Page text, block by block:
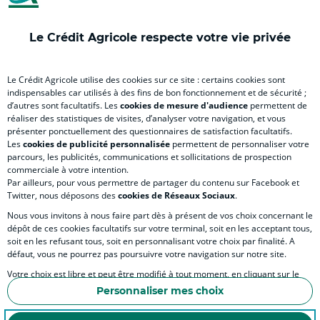
Le Crédit Agricole respecte votre vie privée
Le Crédit Agricole utilise des cookies sur ce site : certains cookies sont
indispensables car utilisés à des fins de bon fonctionnement et de sécurité ;
d’autres sont facultatifs. Lescookies de mesure d'audience permettent de
réaliser des statistiques de visites, d’analyser votre navigation, et vous
présenter ponctuellement des questionnaires de satisfaction facultatifs.
Lescookies de publicité personnalisée permettent de personnaliser votre
parcours, les publicités, communications et sollicitations de prospection
commerciale à votre intention.
Par ailleurs, pour vous permettre de partager du contenu sur Facebook et
Twitter, nous déposons descookies de Réseaux Sociaux.
Nous vous invitons à nous faire part dès à présent de vos choix concernant le
dépôt de ces cookies facultatifs sur votre terminal, soit en les acceptant tous,
soit en les refusant tous, soit en personnalisant votre choix par finalité. A
défaut, vous ne pourrez pas poursuivre votre navigation sur notre site.
Votre choix est libre et peut être modifié à tout moment, en cliquant sur le
lien "Cookies", en bas de page.
Pour en savoir plus sur les responsables de traitement et les finalités, cliquez
Personnaliser mes choix
VOUS & NOUS
SITES SPECIALISES
Accessibilité numérique du site
MENTIONS LÉGALES
POLITIQUE DE PROTECTION DES DONNÉES PERSONNELLES DE LA CAISSE
ESPACE SECURITE ET FRAUDE